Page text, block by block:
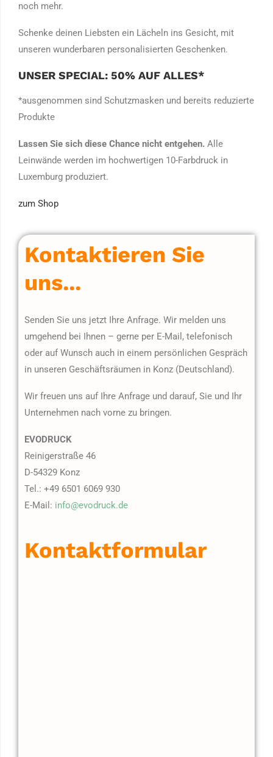
noch mehr.
Schenke deinen Liebsten ein Lächeln ins Gesicht, mit
unseren wunderbaren personalisierten Geschenken.
UNSER SPECIAL: 50% AUF ALLES*
*ausgenommen sind Schutzmasken und bereits reduzierte
Produkte
Lassen Sie sich diese Chance nicht entgehen. Alle
Leinwände werden im hochwertigen 10-Farbdruck in
Luxemburg produziert.
zum Shop
Kontaktieren Sie
uns...
Senden Sie uns jetzt Ihre Anfrage. Wir melden uns
umgehend bei Ihnen – gerne per E-Mail, telefonisch
oder auf Wunsch auch in einem persönlichen Gespräch
in unseren Geschäftsräumen in Konz (Deutschland).
Wir freuen uns auf Ihre Anfrage und darauf, Sie und Ihr
Unternehmen nach vorne zu bringen.
EVODRUCK
Reinigerstraße 46
D-54329 Konz
Tel.: +49 6501 6069 930
E-Mail: info@evodruck.de
Kontaktformular